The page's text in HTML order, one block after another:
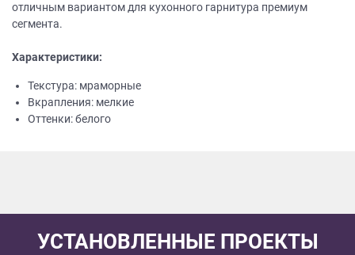
отличным вариантом для кухонного гарнитура премиум
сегмента.
Характеристики:
Текстура: мраморные
Вкрапления: мелкие
Оттенки: белого
УСТАНОВЛЕННЫЕ ПРОЕКТЫ